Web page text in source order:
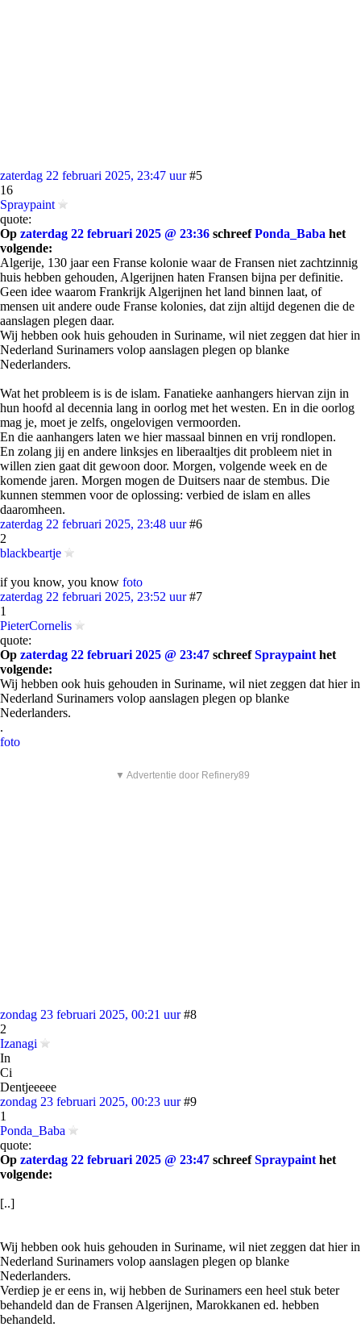
zaterdag 22 februari 2025, 23:47 uur #5
16
Spraypaint
quote:
Op zaterdag 22 februari 2025 @ 23:36 schreefPonda_Baba het
volgende:
Algerije, 130 jaar een Franse kolonie waar de Fransen niet zachtzinnig
huis hebben gehouden, Algerijnen haten Fransen bijna per definitie.
Geen idee waarom Frankrijk Algerijnen het land binnen laat, of
mensen uit andere oude Franse kolonies, dat zijn altijd degenen die de
aanslagen plegen daar.
Wij hebben ook huis gehouden in Suriname, wil niet zeggen dat hier in
Nederland Surinamers volop aanslagen plegen op blanke
Nederlanders.
Wat het probleem is is de islam. Fanatieke aanhangers hiervan zijn in
hun hoofd al decennia lang in oorlog met het westen. En in die oorlog
mag je, moet je zelfs, ongelovigen vermoorden.
En die aanhangers laten we hier massaal binnen en vrij rondlopen.
En zolang jij en andere linksjes en liberaaltjes dit probleem niet in
willen zien gaat dit gewoon door. Morgen, volgende week en de
komende jaren. Morgen mogen de Duitsers naar de stembus. Die
kunnen stemmen voor de oplossing: verbied de islam en alles
daaromheen.
zaterdag 22 februari 2025, 23:48 uur #6
2
blackbeartje
if you know, you know foto
zaterdag 22 februari 2025, 23:52 uur #7
1
PieterCornelis
quote:
Op zaterdag 22 februari 2025 @ 23:47 schreefSpraypaint het
volgende:
Wij hebben ook huis gehouden in Suriname, wil niet zeggen dat hier in
Nederland Surinamers volop aanslagen plegen op blanke
Nederlanders.
.
foto
▼ Advertentie door Refinery89
zondag 23 februari 2025, 00:21 uur #8
2
Izanagi
In
Ci
Dentjeeeee
zondag 23 februari 2025, 00:23 uur #9
1
Ponda_Baba
quote:
Op zaterdag 22 februari 2025 @ 23:47 schreefSpraypaint het
volgende:
[..]
Wij hebben ook huis gehouden in Suriname, wil niet zeggen dat hier in
Nederland Surinamers volop aanslagen plegen op blanke
Nederlanders.
Verdiep je er eens in, wij hebben de Surinamers een heel stuk beter
behandeld dan de Fransen Algerijnen, Marokkanen ed. hebben
behandeld.